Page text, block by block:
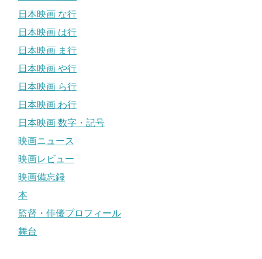
日本映画 な行
日本映画 は行
日本映画 ま行
日本映画 や行
日本映画 ら行
日本映画 わ行
日本映画 数字・記号
映画ニュース
映画レビュー
映画備忘録
本
監督・俳優プロフィール
舞台